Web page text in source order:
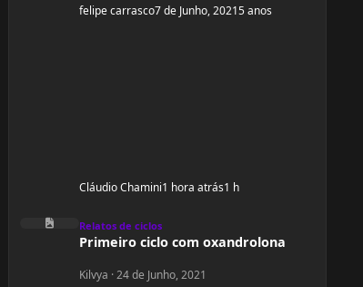
felipe carrasco7 de Junho, 20215 anos
Cláudio Chamini1 hora atrás1 h
Primeiro ciclo com oxandrolona
Relatos de ciclos
Primeiro ciclo com oxandrolona
Kilvya ·24 de Junho, 2021